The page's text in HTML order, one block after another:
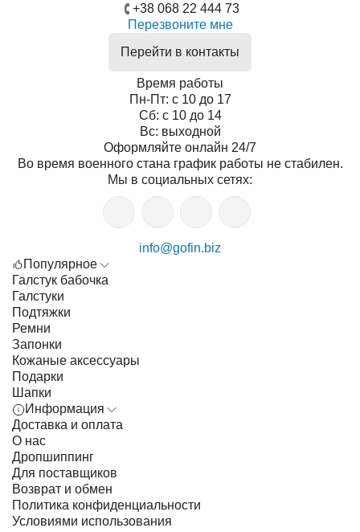
+38 068 22 444 73
Перезвоните мне
Перейти в контакты
Время работы
Пн-Пт: с 10 до 17
Сб: с 10 до 14
Вс: выходной
Оформляйте онлайн 24/7
Во время военного стана график работы не стабилен.
Мы в социальных сетях:
info@gofin.biz
Популярное
Галстук бабочка
Галстуки
Подтяжки
Ремни
Запонки
Кожаные аксессуары
Подарки
Шапки
Информация
Доставка и оплата
О нас
Дропшиппинг
Для поставщиков
Возврат и обмен
Политика конфиденциальности
Условиями использования